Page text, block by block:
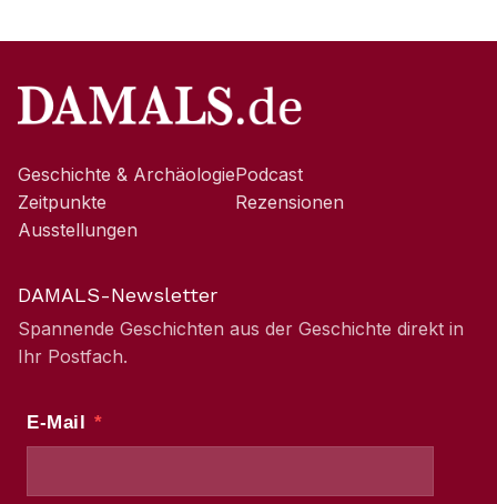
Geschichte & Archäologie
Zeitpunkte
Ausstellungen
Podcast
Rezensionen
DAMALS-Newsletter
Spannende Geschichten aus der Geschichte direkt in
Ihr Postfach.